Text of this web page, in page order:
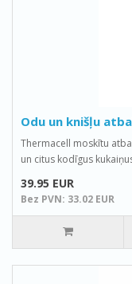
Odu un knišļu
Thermacell moskītu
un citus kodīgus
39.95 EUR
Bez PVN: 33.02 EUR